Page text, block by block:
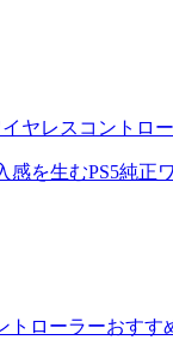
イヤレスコントロ
感を生むPS5純正
トローラーおすす